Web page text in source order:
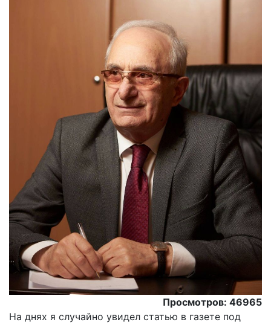
Просмотров: 46965
На днях я случайно увидел статью в газете под